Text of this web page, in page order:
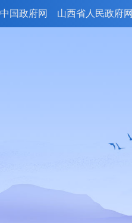
中国政府网 山西省人民政府网